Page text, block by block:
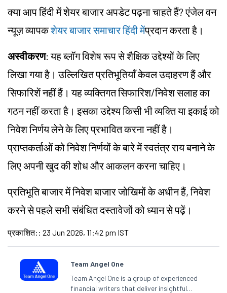
क्या आप हिंदी में शेयर बाजार अपडेट पढ़ना चाहते हैं? एंजेल वन
न्यूज़ व्यापकशेयर बाजार समाचार हिंदी मेंप्रदान करता है।
अस्वीकरण: यह ब्लॉग विशेष रूप से शैक्षिक उद्देश्यों के लिए
लिखा गया है। उल्लिखित प्रतिभूतियाँ केवल उदाहरण हैं और
सिफारिशें नहीं हैं। यह व्यक्तिगत सिफारिश/निवेशसलाह का
गठन नहीं करता है। इसका उद्देश्य किसी भी व्यक्ति या इकाई को
निवेश निर्णय लेने के लिए प्रभावित करना नहीं है।
प्राप्तकर्ताओं को निवेश निर्णयों के बारे में स्वतंत्र राय बनाने के
लिए अपनी खुद की शोध और आकलन करना चाहिए।
प्रतिभूति बाजार में निवेश बाजारजोखिमों के अधीन हैं,निवेश
करने से पहले सभी संबंधित दस्तावेजों को ध्यान से पढ़ें।
प्रकाशित: : 23 Jun 2026, 11:42 pm IST
Team Angel One
Team Angel One is a group of experienced
financial writers that deliver insightful